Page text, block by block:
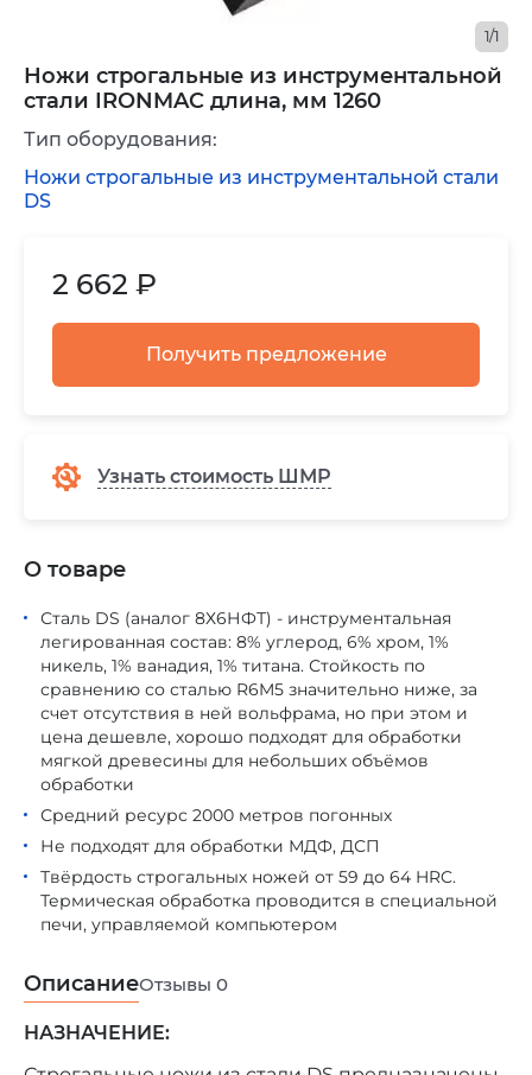
Ножи строгальные из инструментальной
стали IRONMAC длина, мм 1260
1/1
2 662 ₽
Получить предложение
Узнать стоимость ШМР
Тип оборудования:
Ножи строгальные из инструментальной стали
DS
Сталь DS (аналог 8Х6НФТ) - инструментальная
легированная состав: 8% углерод, 6% хром, 1%
никель, 1% ванадия, 1% титана. Стойкость по
сравнению со сталью R6M5 значительно ниже, за
счет отсутствия в ней вольфрама, но при этом и
цена дешевле, хорошо подходят для обработки
мягкой древесины для небольших объёмов
обработки
Средний ресурс 2000 метров погонных
Не подходят для обработки МДФ, ДСП
Твёрдость строгальных ножей от 59 до 64 HRC.
Термическая обработка проводится в специальной
печи, управляемой компьютером
О товаре
ОписаниеОтзывы 0
НАЗНАЧЕНИЕ: